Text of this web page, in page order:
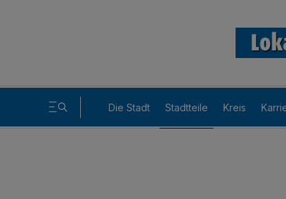
Die Stadt Stadtteile Kreis